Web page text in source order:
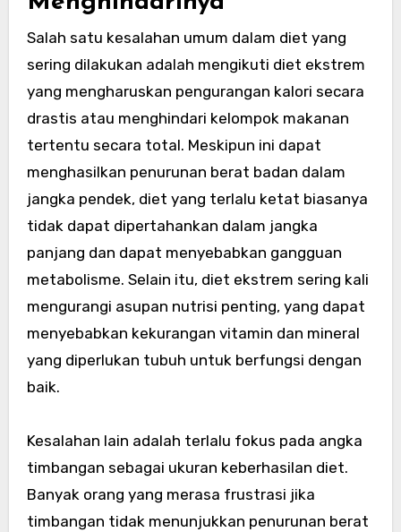
Salah satu kesalahan umum dalam diet yang
sering dilakukan adalah mengikuti diet ekstrem
yang mengharuskan pengurangan kalori secara
drastis atau menghindari kelompok makanan
tertentu secara total. Meskipun ini dapat
menghasilkan penurunan berat badan dalam
jangka pendek, diet yang terlalu ketat biasanya
tidak dapat dipertahankan dalam jangka
panjang dan dapat menyebabkan gangguan
metabolisme. Selain itu, diet ekstrem sering kali
mengurangi asupan nutrisi penting, yang dapat
menyebabkan kekurangan vitamin dan mineral
yang diperlukan tubuh untuk berfungsi dengan
baik.
Kesalahan lain adalah terlalu fokus pada angka
timbangan sebagai ukuran keberhasilan diet.
Banyak orang yang merasa frustrasi jika
timbangan tidak menunjukkan penurunan berat